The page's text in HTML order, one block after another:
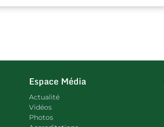
Espace Média
Actualité
Vidéos
Photos